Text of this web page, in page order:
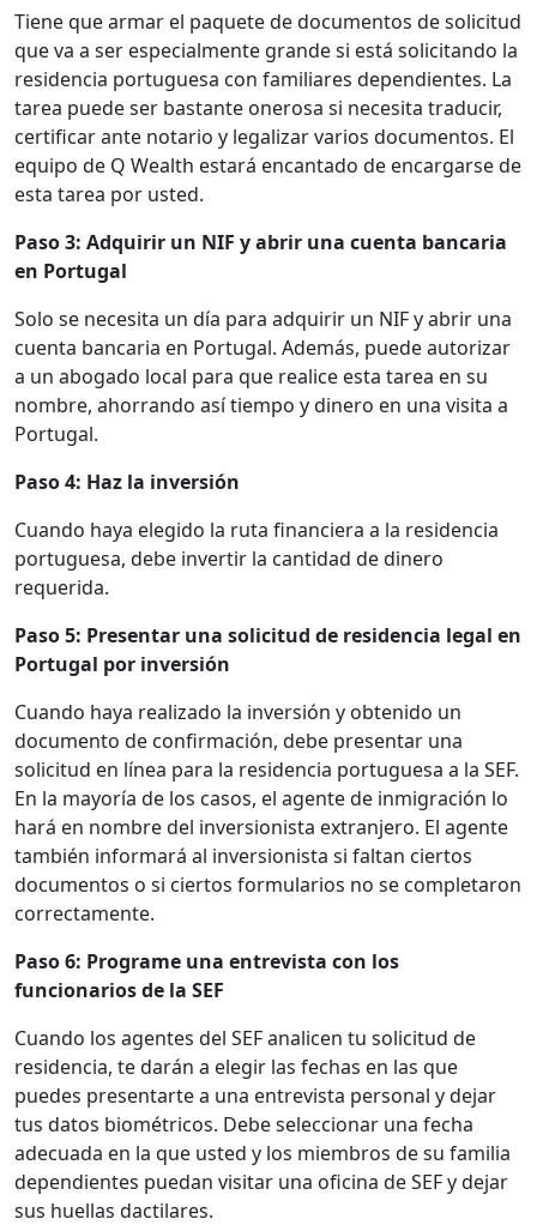
Tiene que armar el paquete de documentos de solicitud
que va a ser especialmente grande si está solicitando la
residencia portuguesa con familiares dependientes. La
tarea puede ser bastante onerosa si necesita traducir,
certificar ante notario y legalizar varios documentos. El
equipo de Q Wealth estará encantado de encargarse de
esta tarea por usted.
Paso 3: Adquirir un NIF y abrir una cuenta bancaria
en Portugal
Solo se necesita un día para adquirir un NIF y abrir una
cuenta bancaria en Portugal. Además, puede autorizar
a un abogado local para que realice esta tarea en su
nombre, ahorrando así tiempo y dinero en una visita a
Portugal.
Paso 4: Haz la inversión
Cuando haya elegido la ruta financiera a la residencia
portuguesa, debe invertir la cantidad de dinero
requerida.
Paso 5: Presentar una solicitud de residencia legal en
Portugal por inversión
Cuando haya realizado la inversión y obtenido un
documento de confirmación, debe presentar una
solicitud en línea para la residencia portuguesa a la SEF.
En la mayoría de los casos, el agente de inmigración lo
hará en nombre del inversionista extranjero. El agente
también informará al inversionista si faltan ciertos
documentos o si ciertos formularios no se completaron
correctamente.
Paso 6: Programe una entrevista con los
funcionarios de la SEF
Cuando los agentes del SEF analicen tu solicitud de
residencia, te darán a elegir las fechas en las que
puedes presentarte a una entrevista personal y dejar
tus datos biométricos. Debe seleccionar una fecha
adecuada en la que usted y los miembros de su familia
dependientes puedan visitar una oficina de SEF y dejar
sus huellas dactilares.